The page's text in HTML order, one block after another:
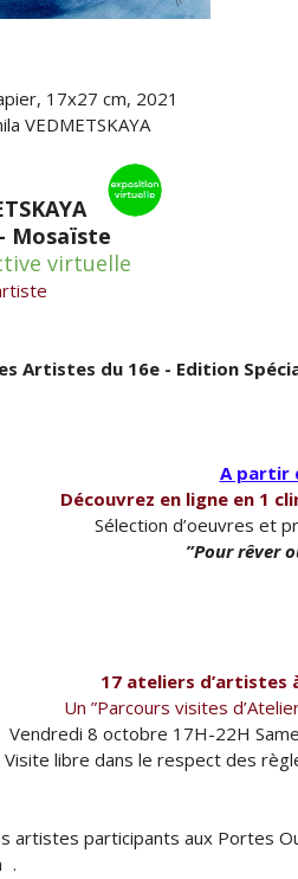
17х27 cm, 2021
VEDMETSKAYA
Mosaïste
virtuelle
Artistes du 16e - Edition
A partir
Découvrez en ligne en 1
Sélection d’oeuvres et
”Pour rêver
17 ateliers d’artistes
Un ”Parcours visites
Vendredi 8 octobre 17H-22H
Visite libre dans le respect des
artistes participants aux Portes
.